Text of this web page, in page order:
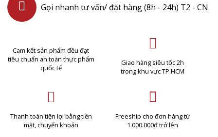
Gọi nhanh tư vấn/ đặt hàng (8h - 24h) T2 - CN
Cam kết sản phẩm đều đạt
tiêu chuẩn an toàn thực phẩm
quốc tế
Giao hàng siêu tốc 2h
trong khu vực TP.HCM
Thanh toán tiện lợi bằng tiền
mặt, chuyển khoản
Freeship cho đơn hàng từ
1.000.000đ trở lên